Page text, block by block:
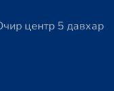
центр 5 давхар